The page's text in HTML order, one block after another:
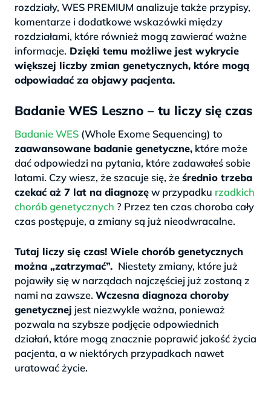
rozdziały, WES PREMIUM analizuje także przypisy,
komentarze i dodatkowe wskazówki między
rozdziałami, które również mogą zawierać ważne
informacje. Dzięki temu możliwe jest wykrycie
większej liczby zmian genetycznych, które mogą
odpowiadać za objawy pacjenta.
Badanie WES Leszno – tu liczy się czas
Badanie WES (Whole Exome Sequencing) to
zaawansowane badanie genetyczne, które może
dać odpowiedzi na pytania, które zadawałeś sobie
latami. Czy wiesz, że szacuje się, żeśrednio trzeba
czekać aż 7 lat na diagnozęw przypadku rzadkich
chorób genetycznych ? Przez ten czas choroba cały
czas postępuje, a zmiany są już nieodwracalne.
Tutaj liczy się czas! Wiele chorób genetycznych
można „zatrzymać”. Niestety zmiany, które już
pojawiły się w narządach najczęściej już zostaną z
nami na zawsze. Wczesna diagnoza choroby
genetycznej jest niezwykle ważna, ponieważ
pozwala na szybsze podjęcie odpowiednich
działań, które mogą znacznie poprawić jakość życia
pacjenta, a w niektórych przypadkach nawet
uratować życie.